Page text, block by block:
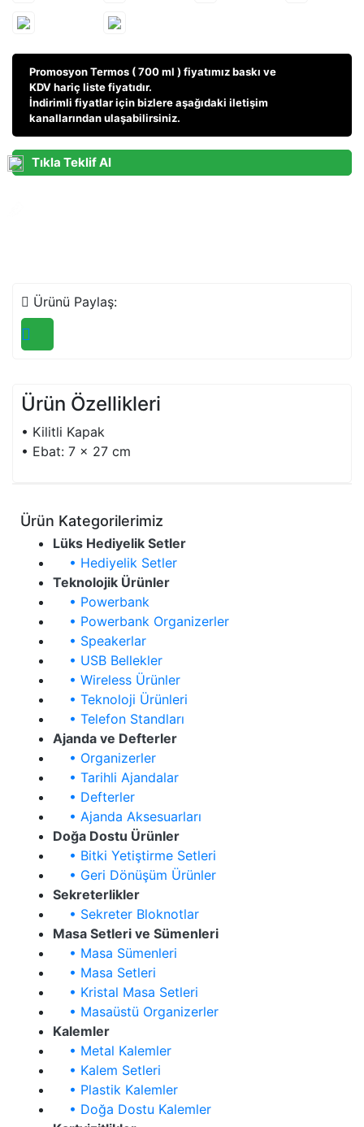
Promosyon Termos ( 700 ml ) fiyatımız baskı ve
KDV hariç liste fiyatıdır.
İndirimli fiyatlar için bizlere aşağıdaki iletişim
kanallarından ulaşabilirsiniz.
Tıkla Teklif Al
Ürünü Paylaş:
Ürün Özellikleri
• Kilitli Kapak
• Ebat: 7 x 27 cm
Ürün Kategorilerimiz
Lüks Hediyelik Setler
• Hediyelik Setler
Teknolojik Ürünler
• Powerbank
• Powerbank Organizerler
• Speakerlar
• USB Bellekler
• Wireless Ürünler
• Teknoloji Ürünleri
• Telefon Standları
Ajanda ve Defterler
• Organizerler
• Tarihli Ajandalar
• Defterler
• Ajanda Aksesuarları
Doğa Dostu Ürünler
• Bitki Yetiştirme Setleri
• Geri Dönüşüm Ürünler
Sekreterlikler
• Sekreter Bloknotlar
Masa Setleri ve Sümenleri
• Masa Sümenleri
• Masa Setleri
• Kristal Masa Setleri
• Masaüstü Organizerler
Kalemler
• Metal Kalemler
• Kalem Setleri
• Plastik Kalemler
• Doğa Dostu Kalemler